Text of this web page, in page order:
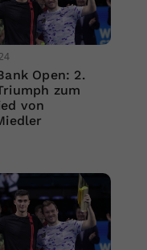
Open: 2.
zum
von